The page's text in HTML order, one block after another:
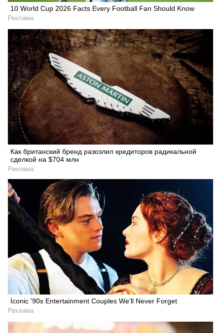
10 World Cup 2026 Facts Every Football Fan Should Know
Реклама
Как британский бренд разозлил кредиторов радикальной
сделкой на $704 млн
Реклама
Iconic '90s Entertainment Couples We'll Never Forget
Реклама